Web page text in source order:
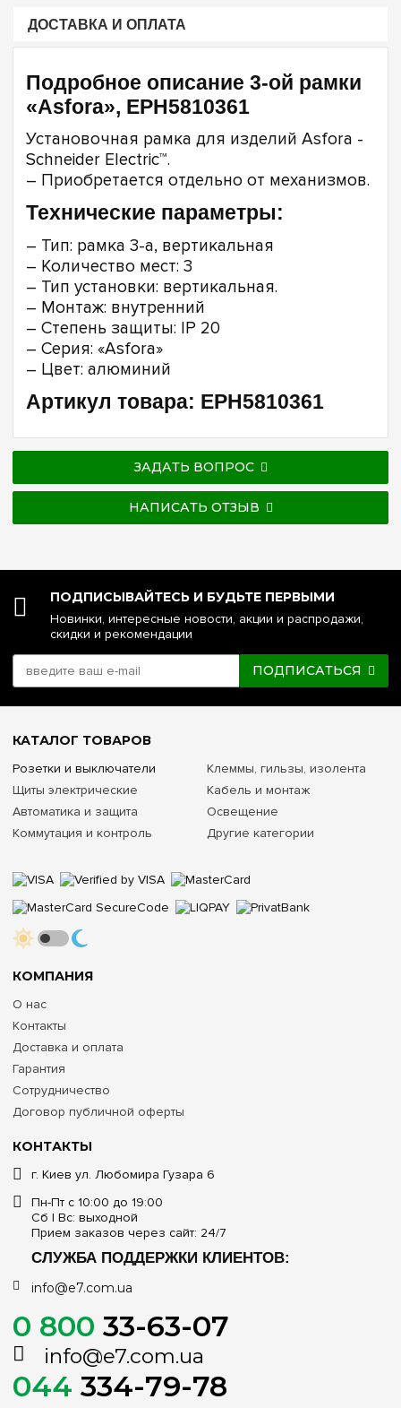
ДОСТАВКА И ОПЛАТА
Подробное описание 3-ой рамки
«Asfora», EPH5810361
Установочная рамка для изделий Asfora -
Schneider Electric™.
– Приобретается отдельно от механизмов.
Технические параметры:
– Тип: рамка 3-а, вертикальная
– Количество мест: 3
– Тип установки: вертикальная.
– Монтаж: внутренний
– Степень защиты: IP 20
– Серия: «Asfora»
– Цвет: алюминий
Артикул товара: EPH5810361
ЗАДАТЬ ВОПРОС
НАПИСАТЬ ОТЗЫВ
ПОДПИСЫВАЙТЕСЬ И БУДЬТЕ ПЕРВЫМИ
Новинки, интересные новости, акции и распродажи,
скидки и рекомендации
ПОДПИСАТЬСЯ
КОНТАКТЫ
г. Киев ул. Любомира Гузара 6
Пн-Пт с 10:00 до 19:00
Сб | Вс: выходной
Прием заказов через сайт: 24/7
СЛУЖБА ПОДДЕРЖКИ КЛИЕНТОВ:
info@e7.com.ua
0 800 33-63-07
info@e7.com.ua
044 334-79-78
КОМПАНИЯ
О нас
Контакты
Доставка и оплата
Гарантия
Сотрудничество
Договор публичной оферты
КАТАЛОГ ТОВАРОВ
Розетки и выключатели
Щиты электрические
Автоматика и защита
Коммутация и контроль
Клеммы, гильзы, изолента
Кабель и монтаж
Освещение
Другие категории